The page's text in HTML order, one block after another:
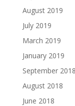
August 2019
July 2019
March 2019
January 2019
September 2018
August 2018
June 2018